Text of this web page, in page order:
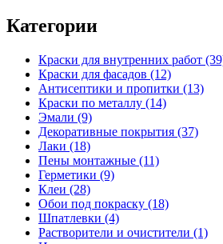
Категории
Краски для внутренних работ
Краски для фасадов (12)
Антисептики и пропитки (13)
Краски по металлу (14)
Эмали (9)
Декоративные покрытия (37)
Лаки (18)
Пены монтажные (11)
Герметики (9)
Клеи (28)
Обои под покраску (18)
Шпатлевки (4)
Растворители и очистители (1)